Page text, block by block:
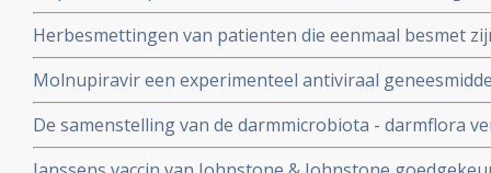
besmetting met het coronavirus - Covid-19 dan
Herbesmettingen van patienten die eenmaal besmet
- Covid-19 komen zelden voor blijkt uit nieuwe
Molnupiravir een experimenteel antiviraal
virussen, waaronder coronavirussen en specifiek
coronavirus verdwenen bij alle deelnemende patienten.
De samenstelling van de darmmicrobiota - darmflora
COVID-19, vooral de functies in het darmmicrobioom